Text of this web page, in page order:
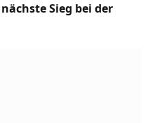
Sieg bei der